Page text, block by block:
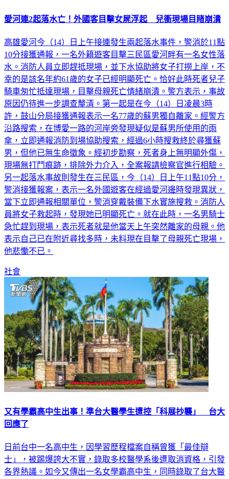
愛河連2起落水亡！外國客目擊女屍浮起 兒衝現場目睹崩潰
高雄愛河今（14）日上午接連發生兩起落水事件，警消於11點
10分接獲通報，一名外籍遊客目擊三民區愛河畔有一名女性落
水。消防人員立即趕抵現場，並下水協助將女子打撈上岸，不
幸的是該名年約61歲的女子已經明顯死亡。恰好此時死者兒子
騎車匆忙抵達現場，目擊母親死亡情緒崩潰。警方表示，事故
原因仍待進一步調查釐清。第一起是在今（14）日凌晨3時
許，鼓山分局接獲通報表示一名77歲的蘇男獨自離家。經警方
沿路搜索，在博愛一路的河岸旁發現疑似是蘇男所使用的雨
傘，立即通報消防到場協助搜索，經過6小時搜救終於尋獲蘇
男，但他已無生命徵象。經初步勘察，死者身上無明顯外傷，
現場無打鬥痕跡，排除外力介入，全案報請檢察官進行相驗。
另一起落水事故則發生在三民區，今（14）日上午11點10分，
警消接獲報案，表示一名外國遊客在經過愛河邊時發現異狀，
當下立即通報相關單位，警消穿戴裝備下水實施搜救。消防人
員將女子救起時，發現她已明顯死亡。就在此時，一名男騎士
急忙趕到現場，表示死者就是他當天上午突然離家的母親。他
表示自己已在附近尋找多時，未料現在目擊了母親死亡現場，
他悲慟不已。
社會
又有學霸高中生出事！準台大醫學生遭控「科展抄襲」 台大
回應了
日前台中一名高中生，因學習歷程檔案自稱曾獲「最佳辯
士」，被踢爆誇大不實，錄取多校醫學系後遭取消資格，引發
各界熱議。如今又傳出一名女學霸高中生，同時錄取了台大醫